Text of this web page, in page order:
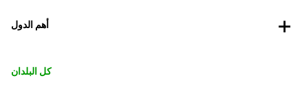
أهم الدول
كل البلدان